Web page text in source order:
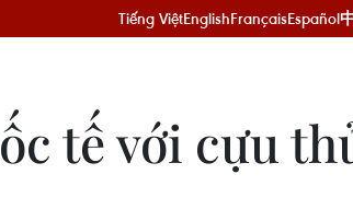
Tiếng ViệtEnglishFrançaisEspañol
tế với cựu